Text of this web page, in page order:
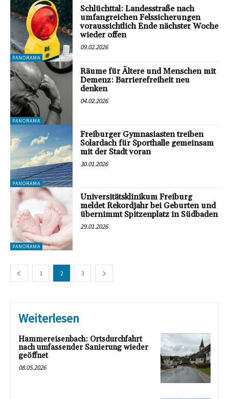
PANORAMA
Schlüchttal: Landesstraße nach
umfangreichen Felssicherungen
voraussichtlich Ende nächster Woche
wieder offen
09.02.2026
PANORAMA
Räume für Ältere und Menschen mit
Demenz: Barrierefreiheit neu
denken
04.02.2026
PANORAMA
Freiburger Gymnasiasten treiben
Solardach für Sporthalle gemeinsam
mit der Stadt voran
30.01.2026
PANORAMA
Universitätsklinikum Freiburg
meldet Rekordjahr bei Geburten und
übernimmt Spitzenplatz in Südbaden
29.01.2026
1 2 3
Weiterlesen
Hammereisenbach: Ortsdurchfahrt
nach umfassender Sanierung wieder
geöffnet
08.05.2026